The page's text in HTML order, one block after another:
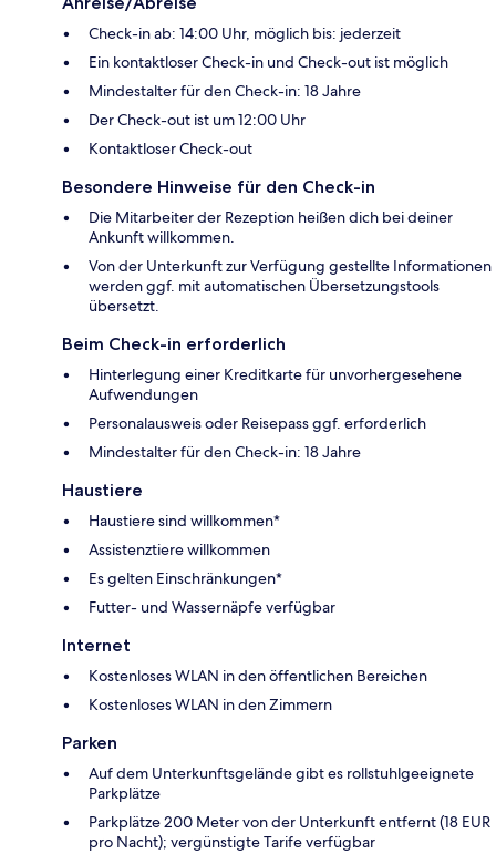
Check-in ab: 14:00 Uhr, möglich bis: jederzeit
Ein kontaktloser Check-in und Check-out ist möglich
Mindestalter für den Check-in: 18 Jahre
Der Check-out ist um 12:00 Uhr
Kontaktloser Check-out
Besondere Hinweise für den Check-in
Die Mitarbeiter der Rezeption heißen dich bei deiner
Ankunft willkommen.
Von der Unterkunft zur Verfügung gestellte Informationen
werden ggf. mit automatischen Übersetzungstools
übersetzt.
Beim Check-in erforderlich
Hinterlegung einer Kreditkarte für unvorhergesehene
Aufwendungen
Personalausweis oder Reisepass ggf. erforderlich
Mindestalter für den Check-in: 18 Jahre
Haustiere
Haustiere sind willkommen*
Assistenztiere willkommen
Es gelten Einschränkungen*
Futter- und Wassernäpfe verfügbar
Internet
Kostenloses WLAN in den öffentlichen Bereichen
Kostenloses WLAN in den Zimmern
Parken
Auf dem Unterkunftsgelände gibt es rollstuhlgeeignete
Parkplätze
Parkplätze 200 Meter von der Unterkunft entfernt (18 EUR
pro Nacht); vergünstigte Tarife verfügbar